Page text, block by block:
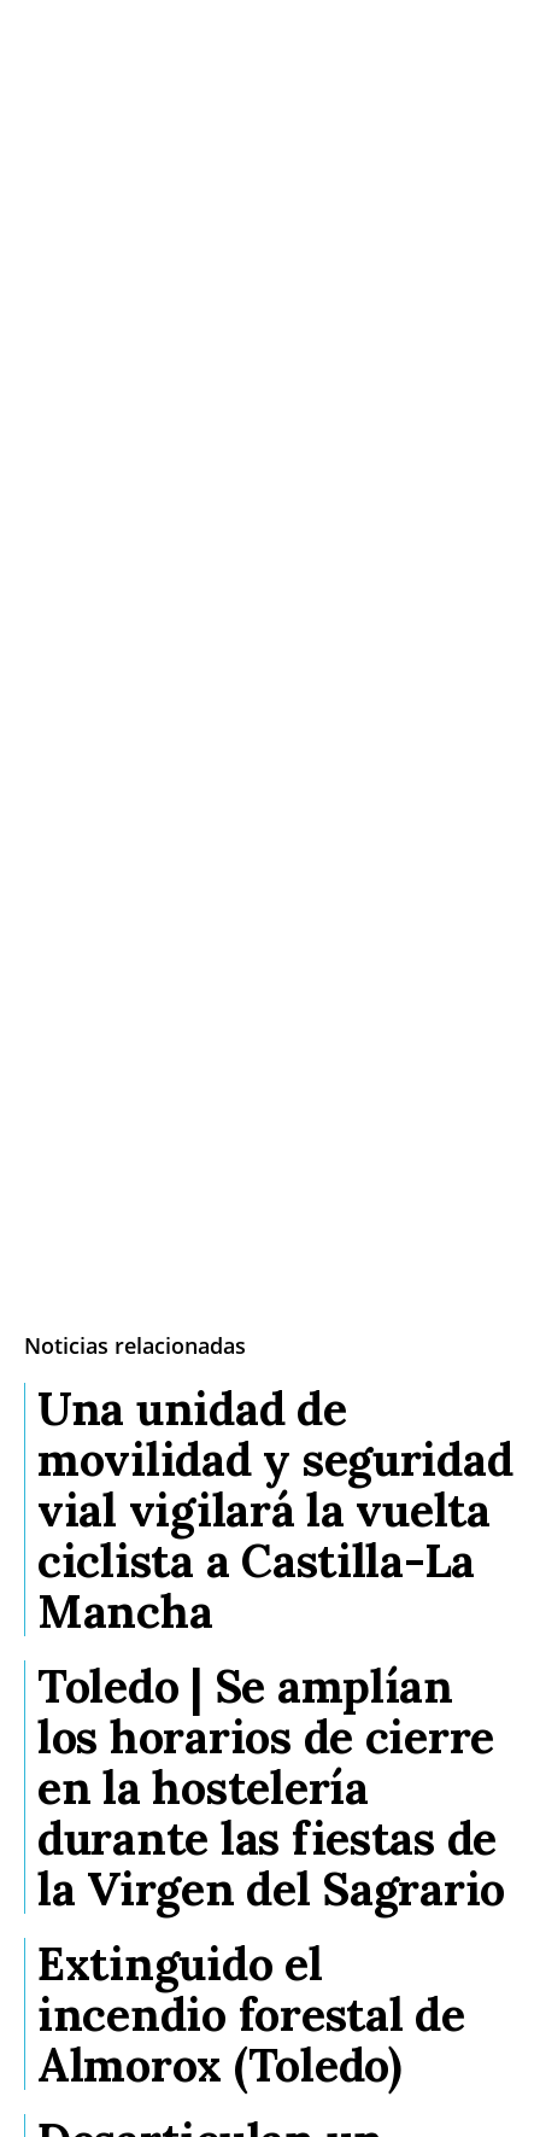
Noticias relacionadas
Una unidad de
movilidad y seguridad
vial vigilará la vuelta
ciclista a Castilla-La
Mancha
Toledo | Se amplían
los horarios de cierre
en la hostelería
durante las fiestas de
la Virgen del Sagrario
Extinguido el
incendio forestal de
Almorox (Toledo)